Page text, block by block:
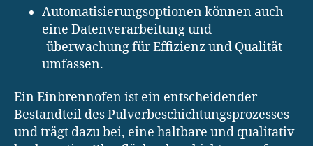
Automatisierungsoptionen können auch
eine Datenverarbeitung und
-überwachung für Effizienz und Qualität
umfassen.
Ein Einbrennofen ist ein entscheidender
Bestandteil des Pulverbeschichtungsprozesses
und trägt dazu bei, eine haltbare und qualitativ